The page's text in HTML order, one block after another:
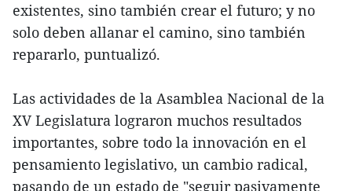
existentes, sino también crear el futuro; y no
solo deben allanar el camino, sino también
repararlo, puntualizó.
Las actividades de la Asamblea Nacional de la
XV Legislatura lograron muchos resultados
importantes, sobre todo la innovación en el
pensamiento legislativo, un cambio radical,
pasando de un estado de "seguir pasivamente